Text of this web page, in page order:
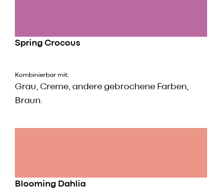
Spring Crocous
Kombinierbar mit:
Grau, Creme, andere gebrochene Farben,
Braun.
Blooming Dahlia